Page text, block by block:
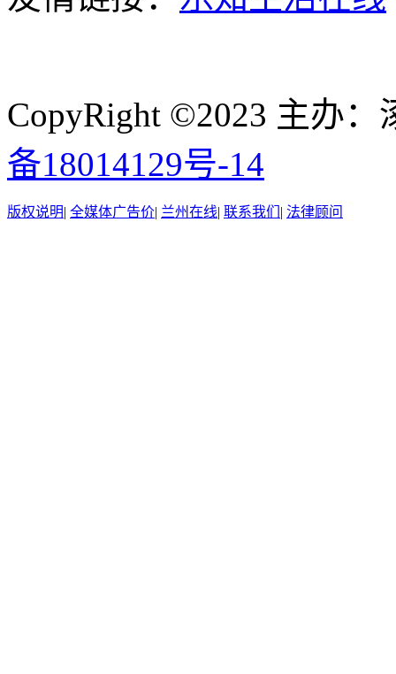
CopyRight ©2023 主办
备18014129号-14
版权说明| 全媒体广告价| 兰州在线| 联系我们 | 法律顾问